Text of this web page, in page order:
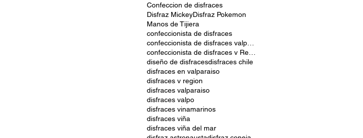
Confeccion de disfraces
Disfraz MickeyDisfraz Pokemon
Manos de Tijiera
confeccionista de disfraces
diseño de disfracesdisfraces chile
disfraces en valparaiso
disfraces v region
disfraces valparaiso
disfraces valpo
disfraces vinamarinos
disfraces viña
disfraces viña del mar